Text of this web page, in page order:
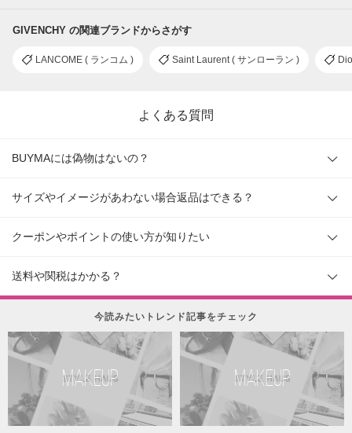
GIVENCHY の関連ブランドからさがす
LANCOME ( ランコム ) Saint Laurent ( サンローラン )
よくある質問
BUYMAには偽物はないの？
サイズやイメージがあわない場合返品はできる？
クーポンやポイントの使い方が知りたい
送料や関税はかかる？
今読みたいトレンド記事をチェック
MAKEUP MAKEUP